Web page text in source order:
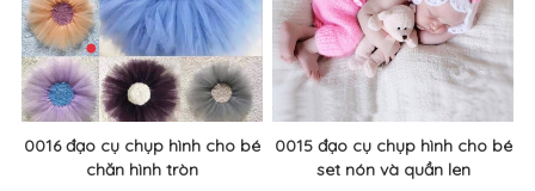
0016 đạo cụ chụp hình cho bé
chăn hình tròn
0015 đạo cụ chụp hình cho bé
set nón và quần len